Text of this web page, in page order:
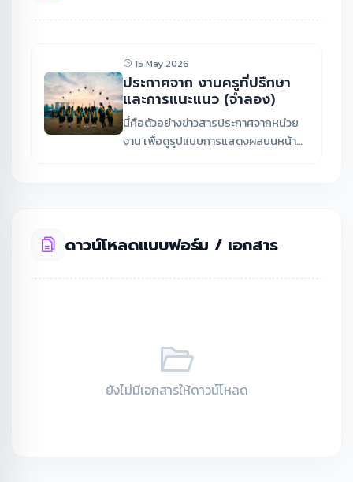
15 May 2026
ประกาศจาก งานครูที่ปรึกษา
และการแนะแนว (จำลอง)
นี่คือตัวอย่างข่าวสารประกาศจากหน่วย
งาน เพื่อดูรูปแบบการแสดงผลบนหน้า
ดาวน์โหลดแบบฟอร์ม / เอกสาร
ยังไม่มีเอกสารให้ดาวน์โหลด